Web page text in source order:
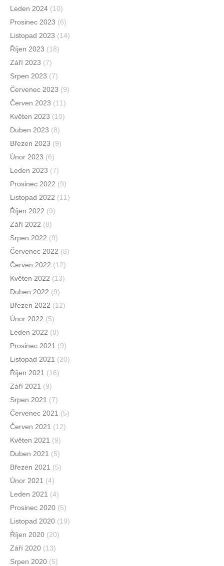
Leden 2024 (10)
Prosinec 2023 (6)
Listopad 2023 (14)
Říjen 2023 (18)
Září 2023 (7)
Srpen 2023 (7)
Červenec 2023 (9)
Červen 2023 (11)
Květen 2023 (10)
Duben 2023 (8)
Březen 2023 (9)
Únor 2023 (6)
Leden 2023 (7)
Prosinec 2022 (9)
Listopad 2022 (11)
Říjen 2022 (9)
Září 2022 (8)
Srpen 2022 (9)
Červenec 2022 (8)
Červen 2022 (12)
Květen 2022 (13)
Duben 2022 (9)
Březen 2022 (12)
Únor 2022 (5)
Leden 2022 (8)
Prosinec 2021 (9)
Listopad 2021 (20)
Říjen 2021 (16)
Září 2021 (9)
Srpen 2021 (7)
Červenec 2021 (5)
Červen 2021 (12)
Květen 2021 (9)
Duben 2021 (5)
Březen 2021 (5)
Únor 2021 (4)
Leden 2021 (4)
Prosinec 2020 (5)
Listopad 2020 (19)
Říjen 2020 (20)
Září 2020 (13)
Srpen 2020 (5)